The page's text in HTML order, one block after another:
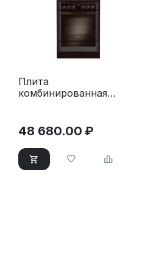
Плита
комбинированная
48 680.00 ₽